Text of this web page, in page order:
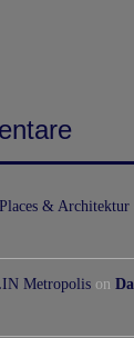
& Architektur
Metropolis on